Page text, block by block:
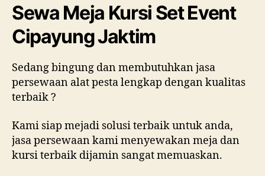
Sewa Meja Kursi Set Event
Cipayung Jaktim
Sedang bingung dan membutuhkan jasa
persewaan alat pesta lengkap dengan kualitas
terbaik ?
Kami siap mejadi solusi terbaik untuk anda,
jasa persewaan kami menyewakan meja dan
kursi terbaik dijamin sangat memuaskan.